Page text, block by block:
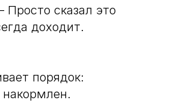
сказал это
доходит.
порядок: